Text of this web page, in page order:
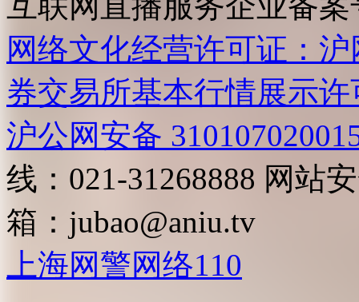
网络文化经营许可证：
券交易所基本行情展示许
沪公网安备
线：021-31268888 网站
箱： jubao@aniu.tv
上海网警网络110